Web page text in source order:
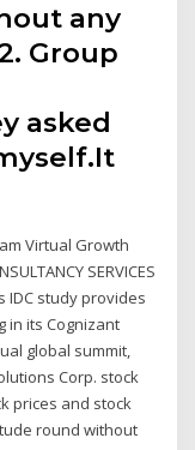
any
Group
asked
Virtual Growth
SERVICES
IDC study provides
in its Cognizant
global summit,
Corp. stock
prices and stock
round without